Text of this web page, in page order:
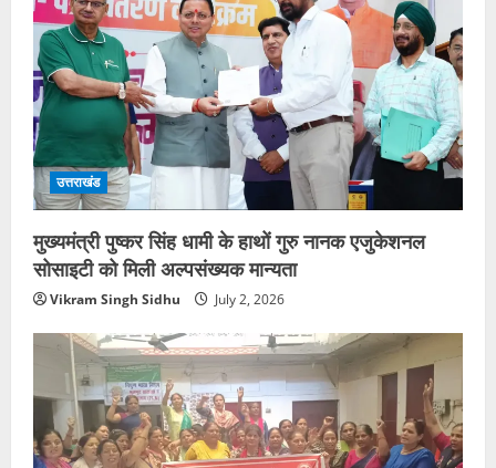
उत्तराखंड
मुख्यमंत्री पुष्कर सिंह धामी के हाथों गुरु नानक एजुकेशनल
सोसाइटी को मिली अल्पसंख्यक मान्यता
Vikram Singh Sidhu July 2, 2026